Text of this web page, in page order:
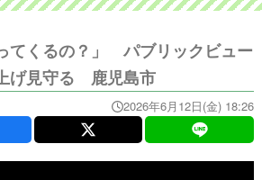
てくるの？」 パブリックビュー
げ見守る 鹿児島市
2026年6月12日(金) 18:26